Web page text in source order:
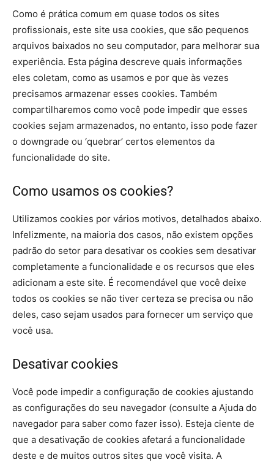
Como é prática comum em quase todos os sites
profissionais, este site usa cookies, que são pequenos
arquivos baixados no seu computador, para melhorar sua
experiência. Esta página descreve quais informações
eles coletam, como as usamos e por que às vezes
precisamos armazenar esses cookies. Também
compartilharemos como você pode impedir que esses
cookies sejam armazenados, no entanto, isso pode fazer
o downgrade ou ‘quebrar’ certos elementos da
funcionalidade do site.
Como usamos os cookies?
Utilizamos cookies por vários motivos, detalhados abaixo.
Infelizmente, na maioria dos casos, não existem opções
padrão do setor para desativar os cookies sem desativar
completamente a funcionalidade e os recursos que eles
adicionam a este site. É recomendável que você deixe
todos os cookies se não tiver certeza se precisa ou não
deles, caso sejam usados ​​para fornecer um serviço que
você usa.
Desativar cookies
Você pode impedir a configuração de cookies ajustando
as configurações do seu navegador (consulte a Ajuda do
navegador para saber como fazer isso). Esteja ciente de
que a desativação de cookies afetará a funcionalidade
deste e de muitos outros sites que você visita. A